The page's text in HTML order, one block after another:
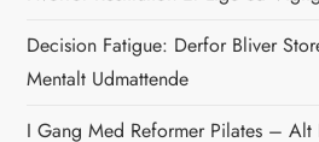
v
i
Decision Fatigue: Derfor Bliver
Mentalt Udmattende
I Gang Med Reformer Pilates –